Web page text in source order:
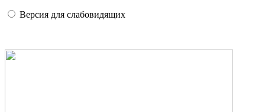
Версия для слабовидящих